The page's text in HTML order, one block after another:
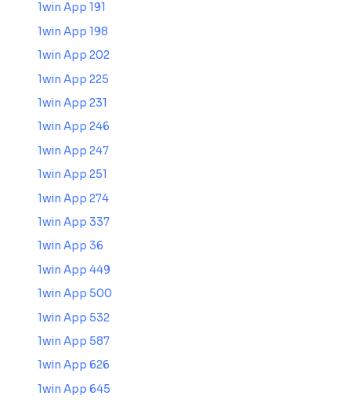
1win App 191
1win App 198
1win App 202
1win App 225
1win App 231
1win App 246
1win App 247
1win App 251
1win App 274
1win App 337
1win App 36
1win App 449
1win App 500
1win App 532
1win App 587
1win App 626
1win App 645